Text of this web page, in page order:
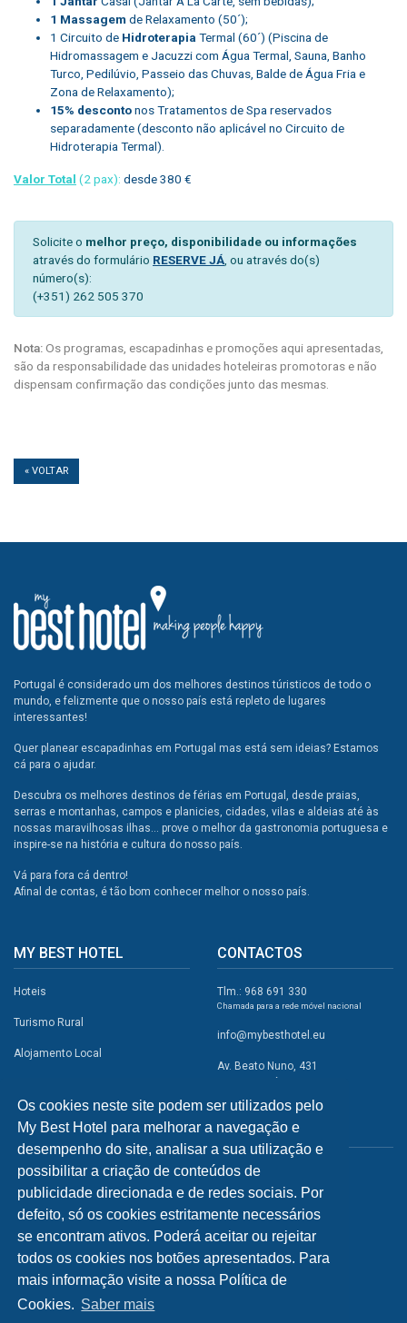
Os cookies neste site podem ser utilizados pelo
My Best Hotel para melhorar a navegação e
desempenho do site, analisar a sua utilização e
possibilitar a criação de conteúdos de
publicidade direcionada e de redes sociais. Por
defeito, só os cookies estritamente necessários
se encontram ativos. Poderá aceitar ou rejeitar
todos os cookies nos botões apresentados. Para
mais informação visite a nossa Política de
Cookies. Saber mais
1 Massagem de Relaxamento (50´);
1 Circuito de Hidroterapia Termal (60´) (Piscina de
Hidromassagem e Jacuzzi com Água Termal, Sauna, Banho
Turco, Pedilúvio, Passeio das Chuvas, Balde de Água Fria e
Zona de Relaxamento);
15% descontonos Tratamentos de Spa reservados
separadamente (desconto não aplicável no Circuito de
Hidroterapia Termal).
Valor Total (2 pax): desde 380 €
Solicite o melhor preço, disponibilidade ou informações
através do formulário RESERVE JÁ , ou através do(s)
número(s):
(+351) 262 505 370
Nota:Os programas, escapadinhas e promoções aqui apresentadas,
são da responsabilidade das unidades hoteleiras promotoras e não
dispensam confirmação das condições junto das mesmas.
« VOLTAR
Portugal é considerado um dos melhores destinos túristicos de todo o
mundo, e felizmente que o nosso país está repleto de lugares
interessantes!
Quer planear escapadinhas em Portugal mas está sem ideias? Estamos
cá para o ajudar.
Descubra os melhores destinos de férias em Portugal, desde praias,
serras e montanhas, campos e planicies, cidades, vilas e aldeias até às
nossas maravilhosas ilhas... prove o melhor da gastronomia portuguesa e
inspire-se na história e cultura do nosso país.
Vá para fora cá dentro!
Afinal de contas, é tão bom conhecer melhor o nosso país.
MY BEST HOTEL
Hoteis
Turismo Rural
Alojamento Local
Campismo
Atividades
Restaurantes
A Visitar
INFORMAÇÕES
Política de Privacidade
CONTACTOS
Tlm.: 968 691 330
Chamada para a rede móvel nacional
info@mybesthotel.eu
Av. Beato Nuno, 431
2495-401 Fátima
REDES SOCIAIS